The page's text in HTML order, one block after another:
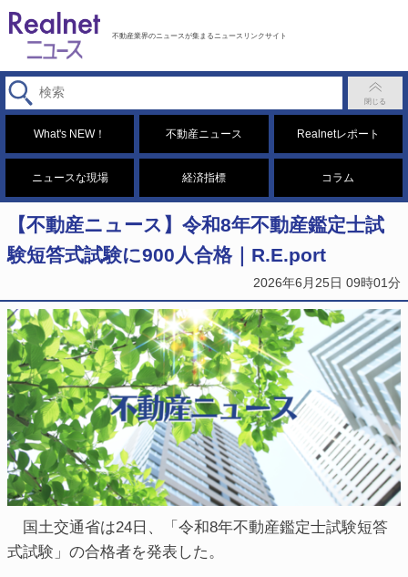
不動産業界のニュースが集まるニュースリンクサイト
What's NEW！ 不動産ニュース Realnetレポート
ニュースな現場 経済指標 コラム
【不動産ニュース】令和8年不動産鑑定士試
験短答式試験に900人合格｜R.E.port
2026年6月25日 09時01分
国土交通省は24日、「令和8年不動産鑑定士試験短答
式試験」の合格者を発表した。